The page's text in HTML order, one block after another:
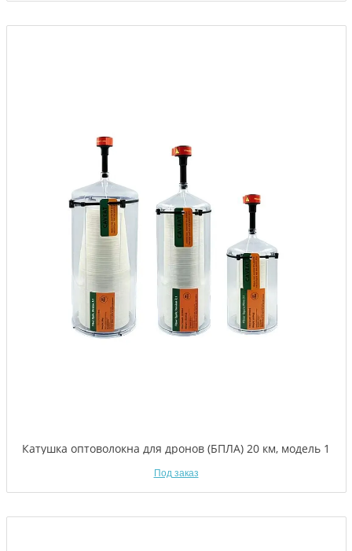
Катушка оптоволокна для дронов (БПЛА) 20 км, модель 1
Под заказ